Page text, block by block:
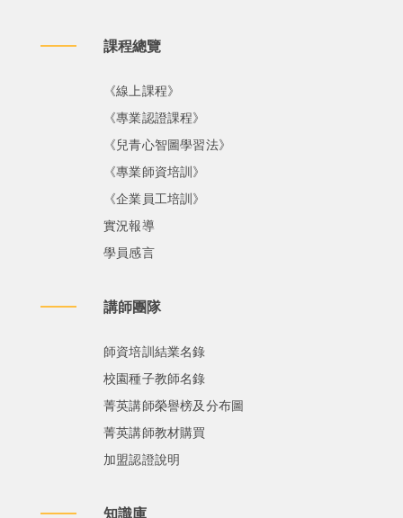
課程總覽
《線上課程》
《專業認證課程》
《兒青心智圖學習法》
《專業師資培訓》
《企業員工培訓》
實況報導
學員感言
講師團隊
師資培訓結業名錄
校園種子教師名錄
菁英講師榮譽榜及分布圖
菁英講師教材購買
加盟認證說明
知識庫